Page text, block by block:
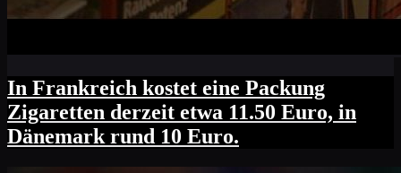
In Frankreich kostet eine Packung
Zigaretten derzeit etwa 11.50 Euro, in
Dänemark rund 10 Euro.